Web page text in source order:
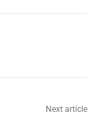
Next article